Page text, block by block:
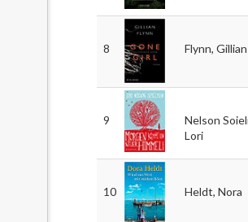
8 Flynn, Gillian
9
Nelson
Lori
10 Heldt, Nora